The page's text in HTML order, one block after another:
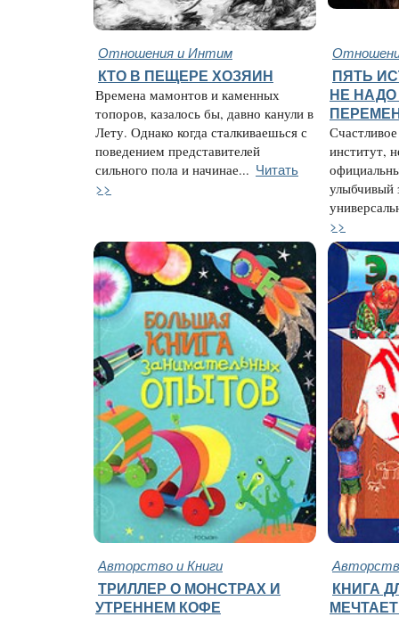
Отношения и Интим
КТО В ПЕЩЕРЕ ХОЗЯИН
Времена мамонтов и каменных
топоров, казалось бы, давно канули в
Лету. Однако когда сталкиваешься с
поведением представителей
сильного пола и начинае... Читать
>>
ПЯТЬ
НЕ
институт,
улыбчивый
>>
Авторство и Книги
ТРИЛЛЕР О МОНСТРАХ И
УТРЕННЕМ КОФЕ
КНИГА